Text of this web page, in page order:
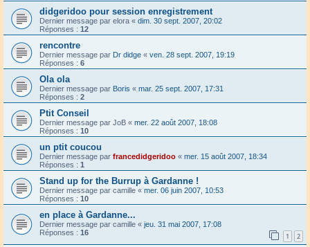
didgeridoo pour session enregistrement
Dernier message par elora « dim. 30 sept. 2007, 20:02
Réponses : 12
rencontre
Dernier message par Dr didge « ven. 28 sept. 2007, 19:19
Réponses : 6
Ola ola
Dernier message par Boris « mar. 25 sept. 2007, 17:31
Réponses : 2
Ptit Conseil
Dernier message par JoB « mer. 22 août 2007, 18:08
Réponses : 10
un ptit coucou
Dernier message par francedidgeridoo « mer. 15 août 2007, 18:34
Réponses : 1
Stand up for the Burrup à Gardanne !
Dernier message par camille « mer. 06 juin 2007, 10:53
Réponses : 10
en place à Gardanne...
Dernier message par camille « jeu. 31 mai 2007, 17:08
Réponses : 16 1 2